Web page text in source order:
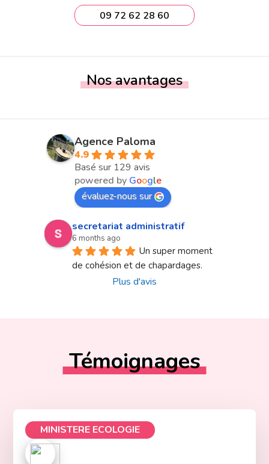
09 72 62 28 60
Nos avantages
Agence Paloma
4.9
Basé sur 129 avis
powered by Google
évaluez-nous sur
secretariat administratif
6 months ago
Un super moment
de cohésion et de chapardages.
Plus d'avis
Témoignages
MINISTERE ECOLOGIE